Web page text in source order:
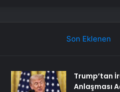
Son Eklenen
Trump’tan
Anlaşması